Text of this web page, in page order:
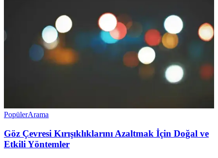
PopülerArama
Göz Çevresi Kırışıklıklarını Azaltmak İçin Doğal ve
Etkili Yöntemler